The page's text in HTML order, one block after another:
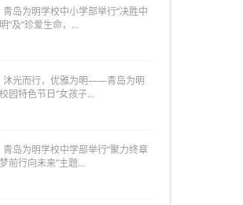
青岛为明学校中小学部举行“决胜中
考，圆梦为明”及“珍爱生命，…
沐光而行，优雅为明——青岛为明
学校初中部校园特色节日“女孩子…
青岛为明学校中学部举行“聚力终章
战高考，逐梦前行向未来”主题…